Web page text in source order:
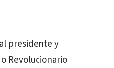
presidente y
Revolucionario